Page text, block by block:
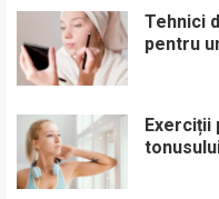
Tehnici
pentru
Exerciții